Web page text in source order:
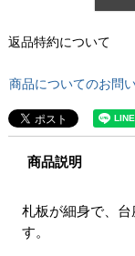
返品特約について
商品についてのお問
商品説明
札板が細身で、
す。